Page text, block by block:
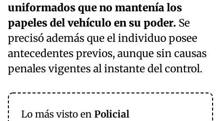
uniformados que no mantenía los
papeles del vehículo en su poder. Se
precisó además que el individuo posee
antecedentes previos, aunque sin causas
penales vigentes al instante del control.
Lo más visto en Policial